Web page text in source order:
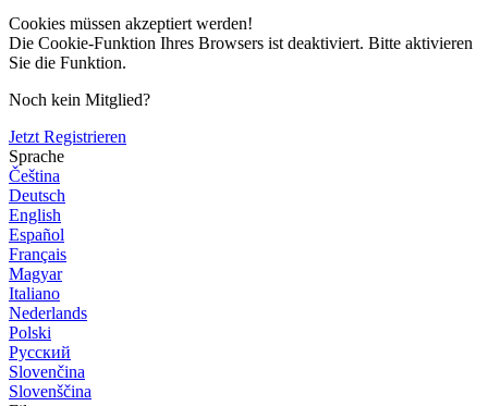
Cookies müssen akzeptiert werden!
Die Cookie-Funktion Ihres Browsers ist deaktiviert. Bitte aktivieren
Sie die Funktion.
Noch kein Mitglied?
Jetzt Registrieren
Sprache
Čeština
Deutsch
English
Español
Français
Magyar
Italiano
Nederlands
Polski
Русский
Slovenčina
Slovenščina